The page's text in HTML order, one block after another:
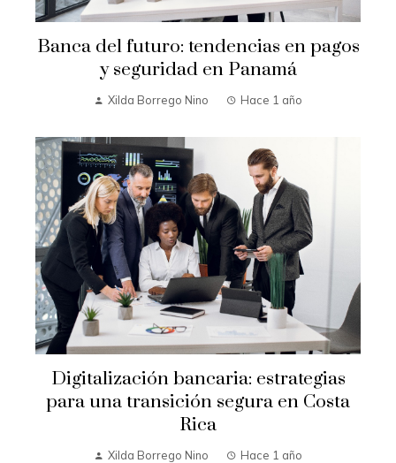
Banca del futuro: tendencias en pagos
y seguridad en Panamá
Xilda Borrego Nino Hace 1 año
Digitalización bancaria: estrategias
para una transición segura en Costa
Rica
Xilda Borrego Nino Hace 1 año